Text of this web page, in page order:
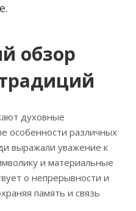
обзор
духовные
особенности различных
выражали уважение к
и материальные
о непрерывности и
память и связь